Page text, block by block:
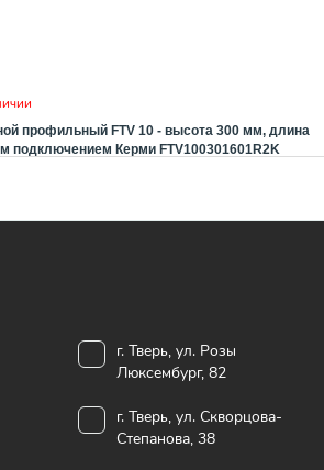
профильный FTV 10 - высота 300 мм, длина
подключением Керми FTV100301601R2K
г. Тверь, ул. Розы
Люксембург, 82
г. Тверь, ул. Скворцова-
Степанова, 38